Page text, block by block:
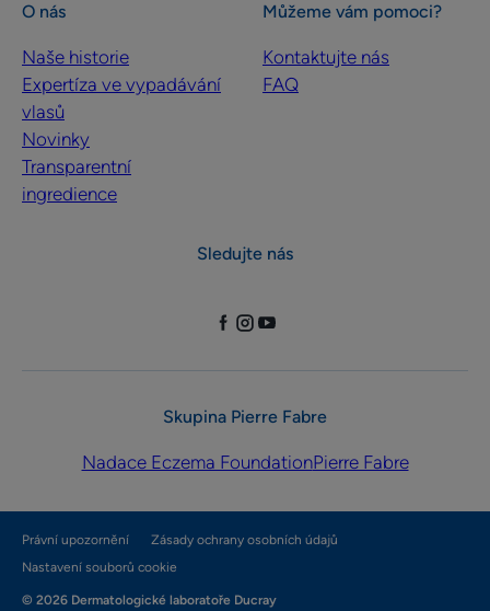
O nás
Naše historie
Expertíza ve vypadávání
vlasů
Novinky
Transparentní
ingredience
Můžeme vám pomoci?
Kontaktujte nás
FAQ
Sledujte nás
Skupina Pierre Fabre
Nadace Eczema FoundationPierre Fabre
Právní upozornění
Zásady ochrany osobních údajů
Nastavení souborů cookie
© 2026 Dermatologické laboratoře Ducray